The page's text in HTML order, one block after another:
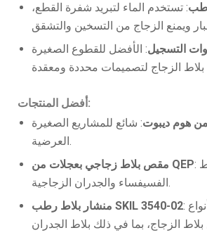
: تستخدم الماء لتبريد شفرة القطع،
التسجيل: الأفضل للقطوع الصغيرة
أفضل المنتجات:
هوم ديبوت: شائع للمشاريع الصغيرة
العرضية.
مقص بلاط زجاجي بعجلات من QEP: ممتاز لقطع بلاط
الفسيفساء والجدران الزجاجية.
منشار بلاط رطب SKIL 3540-02: مثالي لقطع أنواع
الزجاج، بما في ذلك بلاط الجدران